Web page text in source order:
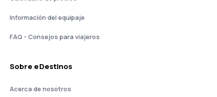
Información del equipaje
FAQ - Consejos para viajeros
Sobre eDestinos
Acerca de nosotros